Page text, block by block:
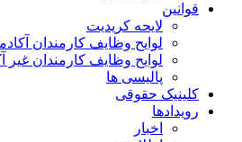
قوانین
لایحه کریدیت
لوایح وظایف کارمندان
لوایح وظایف کارمندان غیر
پالیسی ها
کلینیک حقوقی
رویدادها
اخبار